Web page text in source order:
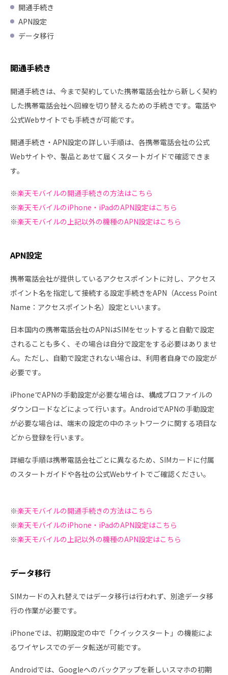
開通手続き
APN設定
データ移行
開通手続き
開通手続きは、今まで契約していた携帯電話会社から新しく契約
した携帯電話会社へ回線を切り替えるための手続きです。電話や
公式Webサイトでも手続きが可能です。
開通手続き・APN設定の詳しい手順は、各携帯電話会社の公式
Webサイトや、製品とあせて届くスタートガイドで確認できま
す。
※楽天モバイルの開通手続きの方法はこちら
※楽天モバイルのiPhone・iPadのAPN設定はこちら
※楽天モバイルの上記以外の機種のAPN設定はこちら
APN設定
携帯電話会社が提供しているアクセスポイントに対し、アクセス
ポイント名を指定して接続する設定手続きをAPN（Access Point
Name：アクセスポイント名）設定といいます。
日本国内の携帯電話会社のAPNはSIMをセットすると自動で設定
されることも多く、その場合は自分で設定をする必要はありませ
ん。ただし、自動で設定されない場合は、利用者自身での設定が
必要です。
iPhoneでAPNの手動設定が必要な場合は、構成プロファイルの
ダウンロードなどによって行います。AndroidでAPNの手動設定
が必要な場合は、端末の設定の中のネットワークに関する項目な
どから登録を行います。
詳細な手順は携帯電話会社ごとに異なるため、SIMカードに付属
のスタートガイドや各社の公式Webサイトでご確認ください。
※楽天モバイルの開通手続きの方法はこちら
※楽天モバイルのiPhone・iPadのAPN設定はこちら
※楽天モバイルの上記以外の機種のAPN設定はこちら
データ移行
SIMカードの入れ替えではデータ移行は行われず、別途データ移
行の作業が必要です。
iPhoneでは、初期設定の中で「クイックスタート」の機能によ
るワイヤレスでのデータ転送が可能です。
Androidでは、Googleへのバックアップを新しいスマホの初期